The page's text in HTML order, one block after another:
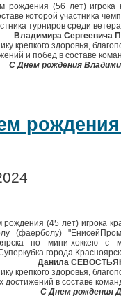
рождения (56 лет) игрока
которой участника
турниров среди
Владимира Сергеевича
крепкого здоровья,
и побед в составе
С Днем рождения
(45 лет) игрока
(фаерболу)
по мини-хоккею с
города
Данила
крепкого здоровья,
достижений в составе
С Днем рождения